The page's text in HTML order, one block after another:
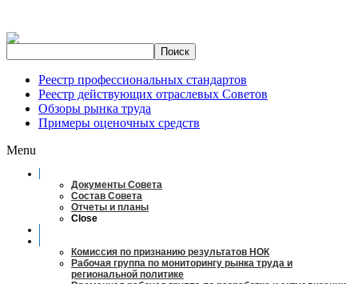
Реестр профессиональных стандартов
Реестр действующих отраслевых Советов
Обзоры рынка труда
Примеры оценочных средств
Menu
Документы Совета
Состав Совета
Отчеты и планы
Close
Комиссия по признанию результатов НОК
Рабочая группа по мониторингу рынка труда и
региональной политике